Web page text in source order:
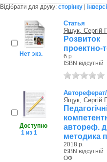
Відібрати для друку: сторінку|
Нет экз.
Статья
Ящук, Сергій
проектно-
б.р.
ISBN відсутній
Доступно
1 из 1
Ящук, Сергій
автореф.
методика
2018 р.
ISBN відсутній
ОФ